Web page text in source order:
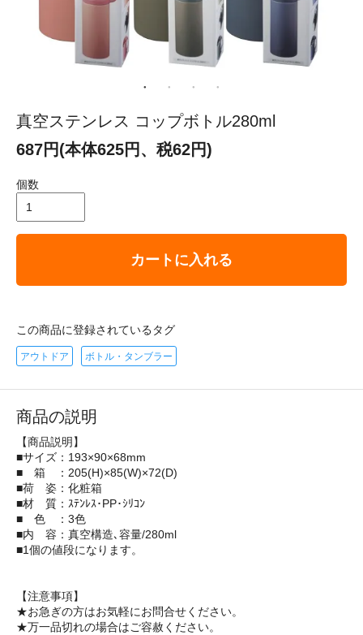
真空ステンレス コップボトル280ml
687円(本体625円、税62円)
個数
カートに入れる
この商品に登録されているタグ
アウトドア ボトル・タンブラー
商品の説明
【商品説明】
■サイズ：193×90×68mm
■ 箱 ：205(H)×85(W)×72(D)
■荷 姿：化粧箱
■材 質：ｽﾃﾝﾚｽ･PP･ｼﾘｺﾝ
■ 色 ：3色
■内 容：真空構造､容量/280ml
■1個の値段になります。
【注意事項】
★お急ぎの方はお気軽にお問合せください。
★万一品切れの場合はご容赦ください。